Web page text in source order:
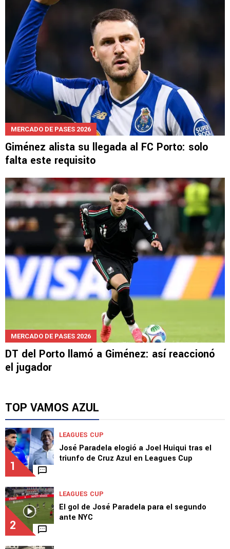
MERCADO DE PASES 2026
Giménez alista su llegada al FC Porto: solo
falta este requisito
MERCADO DE PASES 2026
DT del Porto llamó a Giménez: así reaccionó
el jugador
TOP VAMOS AZUL
1
LEAGUES CUP
José Paradela elogió a Joel Huiqui tras el
triunfo de Cruz Azul en Leagues Cup
2
LEAGUES CUP
El gol de José Paradela para el segundo
ante NYC